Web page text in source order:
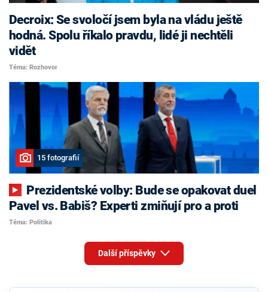
Decroix: Se svoločí jsem byla na vládu ještě
hodná. Spolu říkalo pravdu, lidé ji nechtěli
vidět
Téma: Rozhovor
15 fotografií
Pavel vs. Babiš? Experti zmiňují pro a proti
Téma: Politika
Další příspěvky